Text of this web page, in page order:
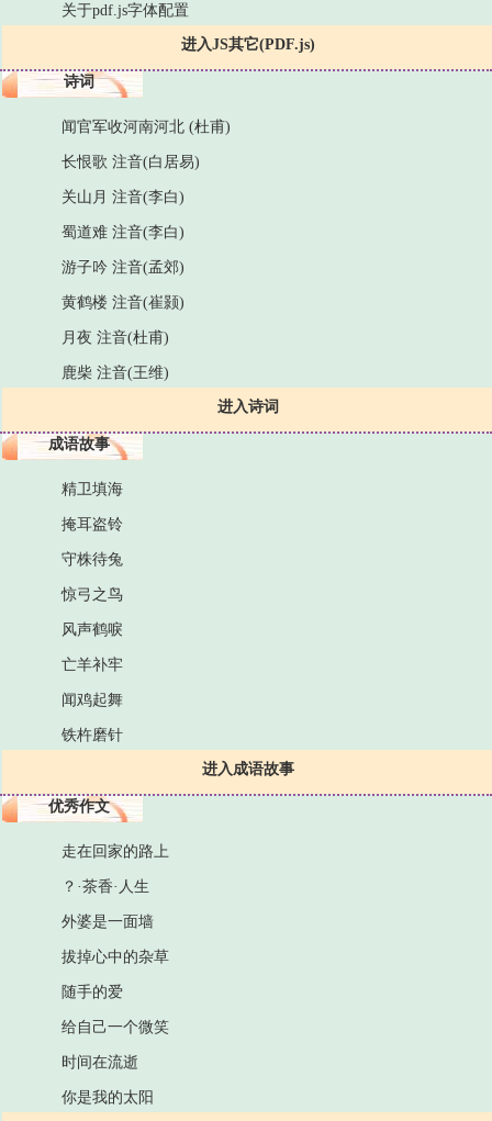
进入JS其它(PDF.js)
关于pdf.js字体配置
诗词
进入诗词
闻官军收河南河北 (杜甫)
长恨歌 注音(白居易)
关山月 注音(李白)
蜀道难 注音(李白)
游子吟 注音(孟郊)
黄鹤楼 注音(崔颢)
月夜 注音(杜甫)
鹿柴 注音(王维)
成语故事
进入成语故事
精卫填海
掩耳盗铃
守株待兔
惊弓之鸟
风声鹤唳
亡羊补牢
闻鸡起舞
铁杵磨针
优秀作文
走在回家的路上
？·茶香·人生
外婆是一面墙
拔掉心中的杂草
随手的爱
给自己一个微笑
时间在流逝
你是我的太阳